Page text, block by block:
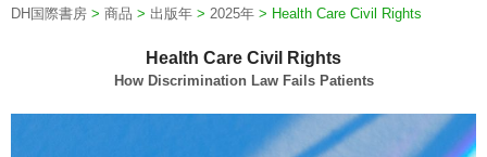
DH国際書房 > 商品 > 出版年 > 2025年 > Health Care Civil Rights
Health Care Civil Rights
How Discrimination Law Fails Patients